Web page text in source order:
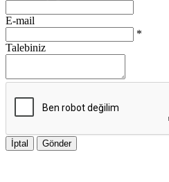
E-mail
*
Talebiniz
İptal Gönder